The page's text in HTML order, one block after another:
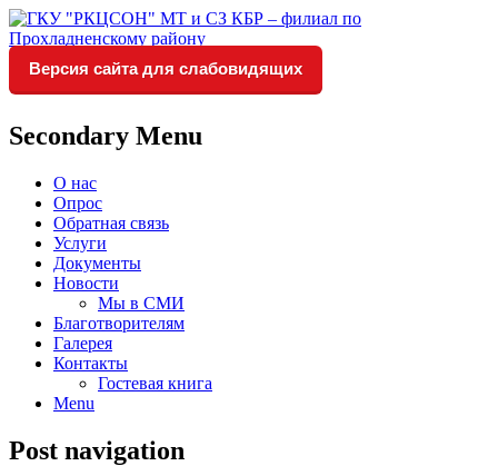
ГКУ "РКЦСОН" МТ и СЗ
КБР – филиал по
Прохладненскому району
Социальное обслуживание в
Версия сайта для слабовидящих
Secondary Menu
О нас
Опрос
Обратная связь
Услуги
Документы
Новости
Мы в СМИ
Благотворителям
Галерея
Контакты
Гостевая книга
Menu
Post navigation